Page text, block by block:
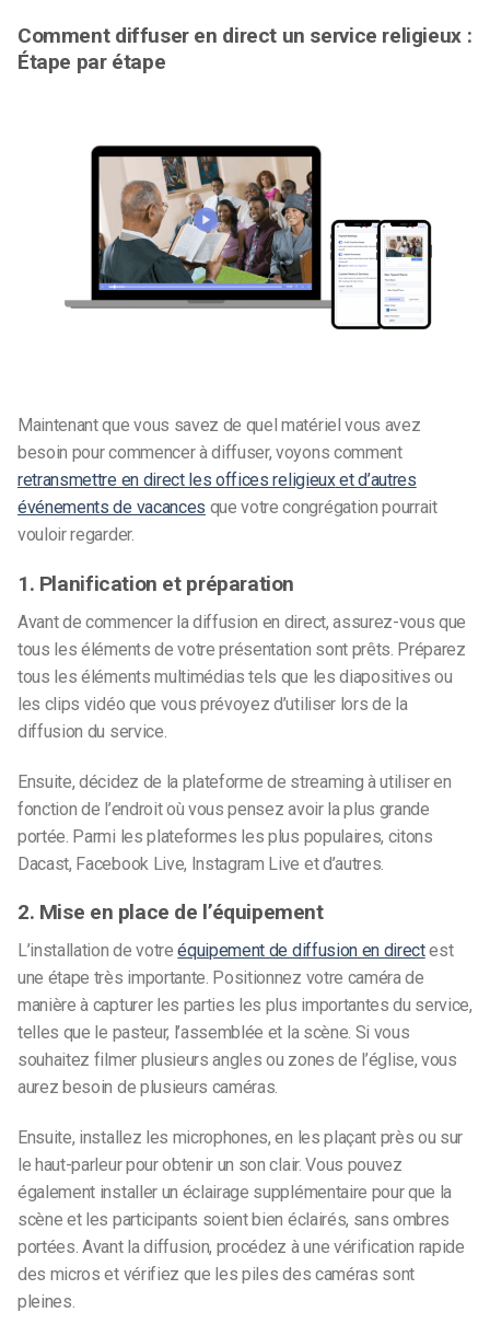
Comment diffuser en direct un service religieux :
Étape par étape
Maintenant que vous savez de quel matériel vous avez
besoin pour commencer à diffuser, voyons comment
retransmettre en direct les offices religieuxet d’autres
événements de vacances que votre congrégation pourrait
vouloir regarder.
1. Planification et préparation
Avant de commencer la diffusion en direct, assurez-vous que
tous les éléments de votre présentation sont prêts. Préparez
tous les éléments multimédias tels que les diapositives ou
les clips vidéo que vous prévoyez d’utiliser lors de la
diffusion du service.
Ensuite, décidez de la plateforme de streaming à utiliser en
fonction de l’endroit où vous pensez avoir la plus grande
portée. Parmi les plateformes les plus populaires, citons
Dacast, Facebook Live, Instagram Live et d’autres.
2. Mise en place de l’équipement
L’installation de votreéquipement de diffusion en directest
une étape très importante. Positionnez votre caméra de
manière à capturer les parties les plus importantes du service,
telles que le pasteur, l’assemblée et la scène. Si vous
souhaitez filmer plusieurs angles ou zones de l’église, vous
aurez besoin de plusieurs caméras.
Ensuite, installez les microphones, en les plaçant près ou sur
le haut-parleur pour obtenir un son clair. Vous pouvez
également installer un éclairage supplémentaire pour que la
scène et les participants soient bien éclairés, sans ombres
portées. Avant la diffusion, procédez à une vérification rapide
des micros et vérifiez que les piles des caméras sont
pleines.